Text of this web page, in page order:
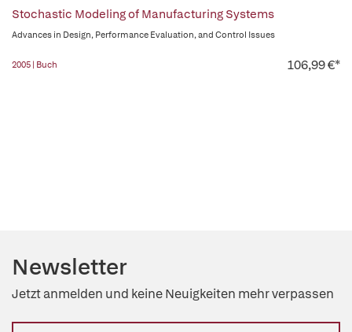
Stochastic Modeling of Manufacturing Systems
Advances in Design, Performance Evaluation, and Control Issues
2005 | Buch 106,99 €*
Newsletter
Jetzt anmelden und keine Neuigkeiten mehr verpassen